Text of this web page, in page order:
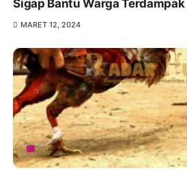
Sigap Bantu Warga
MARET 12, 2024